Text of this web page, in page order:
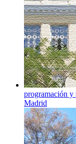
programación y
Madrid